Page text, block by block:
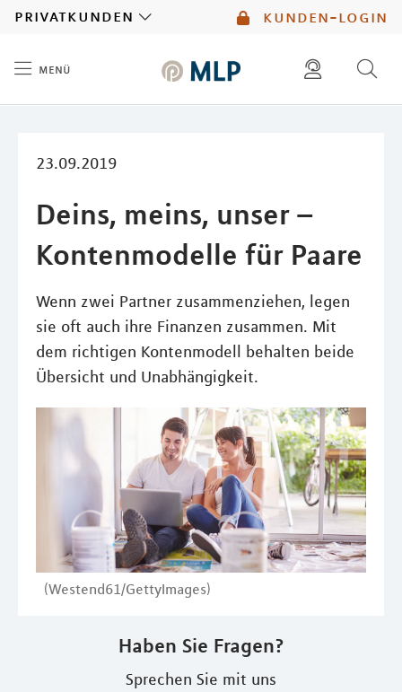
kunden-login
privatkunden
menü
23.09.2019
Deins, meins, unser –
Kontenmodelle für Paare
Wenn zwei Partner zusammenziehen, legen
sie oft auch ihre Finanzen zusammen. Mit
dem richtigen Kontenmodell behalten beide
Übersicht und Unabhängigkeit.
(Westend61/GettyImages)
Haben Sie Fragen?
Sprechen Sie mit uns